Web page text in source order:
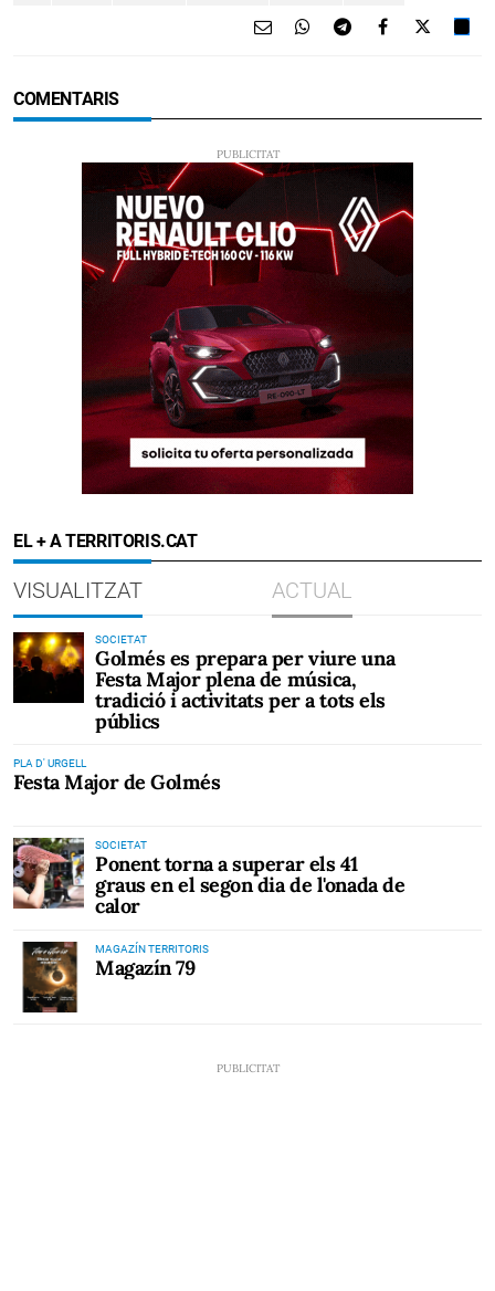
COMENTARIS
EL + A TERRITORIS.CAT
VISUALITZAT ACTUAL
SOCIETAT
Golmés es prepara per viure una
Festa Major plena de música,
tradició i activitats per a tots els
públics
PLA D' URGELL
Festa Major de Golmés
SOCIETAT
Ponent torna a superar els 41
graus en el segon dia de l'onada de
calor
MAGAZÍN TERRITORIS
Magazín 79